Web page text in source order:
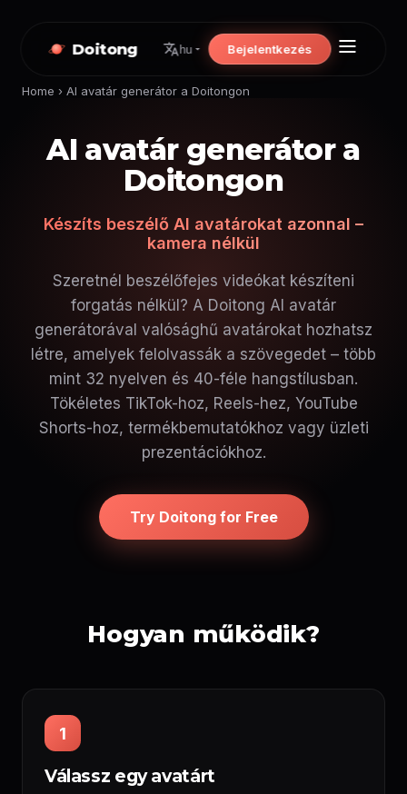
Doitong hu Bejelentkezés
Home › AI avatár generátor a Doitongon
AI avatár generátor a
Doitongon
Készíts beszélő AI avatárokat azonnal –
kamera nélkül
Szeretnél beszélőfejes videókat készíteni
forgatás nélkül? A Doitong AI avatár
generátorával valósághű avatárokat hozhatsz
létre, amelyek felolvassák a szövegedet – több
mint 32 nyelven és 40-féle hangstílusban.
Tökéletes TikTok-hoz, Reels-hez, YouTube
Shorts-hoz, termékbemutatókhoz vagy üzleti
prezentációkhoz.
Try Doitong for Free
Hogyan működik?
1
Válassz egy avatárt